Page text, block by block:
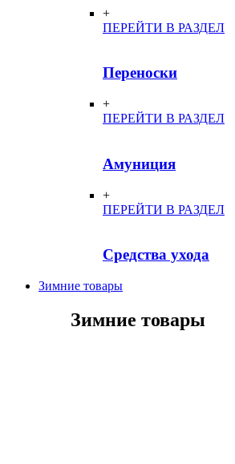
+
ПЕРЕЙТИ В РАЗДЕЛ
Переноски
+
ПЕРЕЙТИ В РАЗДЕЛ
Амуниция
+
ПЕРЕЙТИ В РАЗДЕЛ
Средства ухода
Зимние товары
Зимние товары